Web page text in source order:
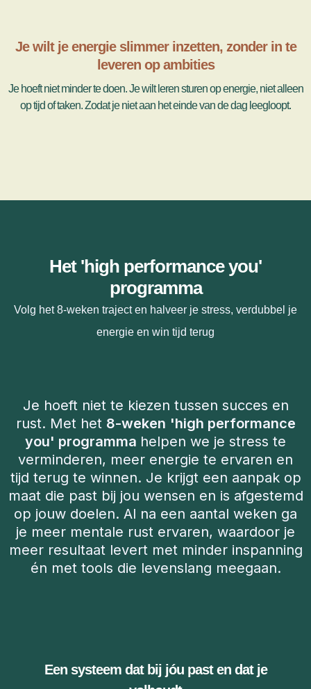
Je wilt je energie slimmer inzetten, zonder in te
leveren op ambities
Je hoeft niet minder te doen. Je wilt leren sturen op energie, niet alleen
op tijd of taken. Zodat je niet aan het einde van de dag leegloopt.
Het 'high performance you'
programma
Volg het 8-weken traject en halveer je stress, verdubbel je
energie en win tijd terug
Je hoeft niet te kiezen tussen succes en
rust. Met het 8-weken 'high performance
you' programma helpen we je stress te
verminderen, meer energie te ervaren en
tijd terug te winnen. Je krijgt een aanpak op
maat die past bij jou wensen en is afgestemd
op jouw doelen. Al na een aantal weken ga
je meer mentale rust ervaren, waardoor je
meer resultaat levert met minder inspanning
én met tools die levenslang meegaan.
Een systeem dat bij jóu past en dat je